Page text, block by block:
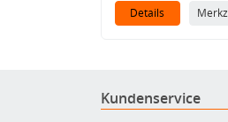
Details
Kundenservice